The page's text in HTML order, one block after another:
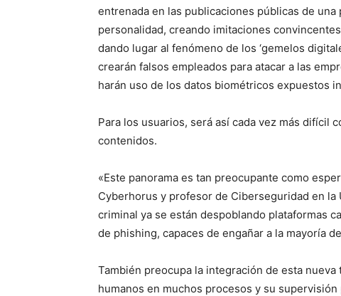
entrenada en las publicaciones públicas de
personalidad, creando imitaciones
dando lugar al fenómeno de los ‘gemelos
crearán falsos empleados para atacar a las
harán uso de los datos biométricos expuestos
Para los usuarios, será así cada vez más difícil
contenidos.
«Este panorama es tan preocupante como
Cyberhorus y profesor de Ciberseguridad en
criminal ya se están despoblando plataformas
de phishing, capaces de engañar a la mayoría
También preocupa la integración de esta
humanos en muchos procesos y su